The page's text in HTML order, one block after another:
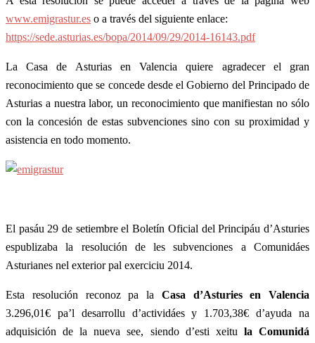
www.emigrastur.es o a través del siguiente enlace:
https://sede.asturias.es/bopa/2014/09/29/2014-16143.pdf
La Casa de Asturias en Valencia quiere agradecer el gran
reconocimiento que se concede desde el Gobierno del Principado de
Asturias a nuestra labor, un reconocimiento que manifiestan no sólo
con la concesión de estas subvenciones sino con su proximidad y
asistencia en todo momento.
El pasáu 29 de setiembre el Boletín Oficial del Principáu d’Asturies
espublizaba la resolución de les subvenciones a Comunidáes
Asturianes nel exterior pal exerciciu 2014.
Esta resolución reconoz pa la Casa d’Asturies en Valencia
3.296,01€ pa’l desarrollu d’actividáes y 1.703,38€ d’ayuda na
adquisición de la nueva see, siendo d’esti xeitu la Comunidá